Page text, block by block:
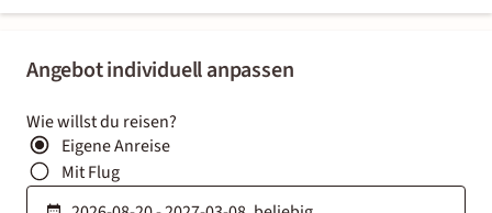
Angebot individuell anpassen
Wie willst du reisen?
Eigene Anreise
Mit Flug